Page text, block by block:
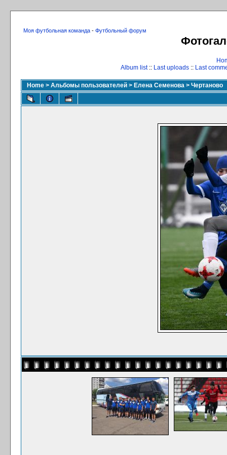
Моя футбольная команда - Футбольный форум
Album list:: Last uploads :: Last
Home > Альбомы пользователей > Елена Семенова > Чертаново